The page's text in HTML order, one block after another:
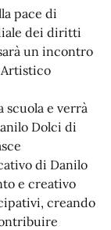
pace di
dei diritti
un incontro
Artistico
scuola e verrà
Dolci di
di Danilo
e creativo
creando